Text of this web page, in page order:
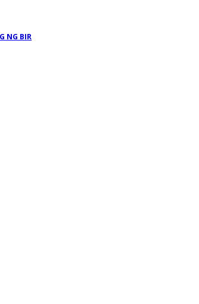
NG BIR